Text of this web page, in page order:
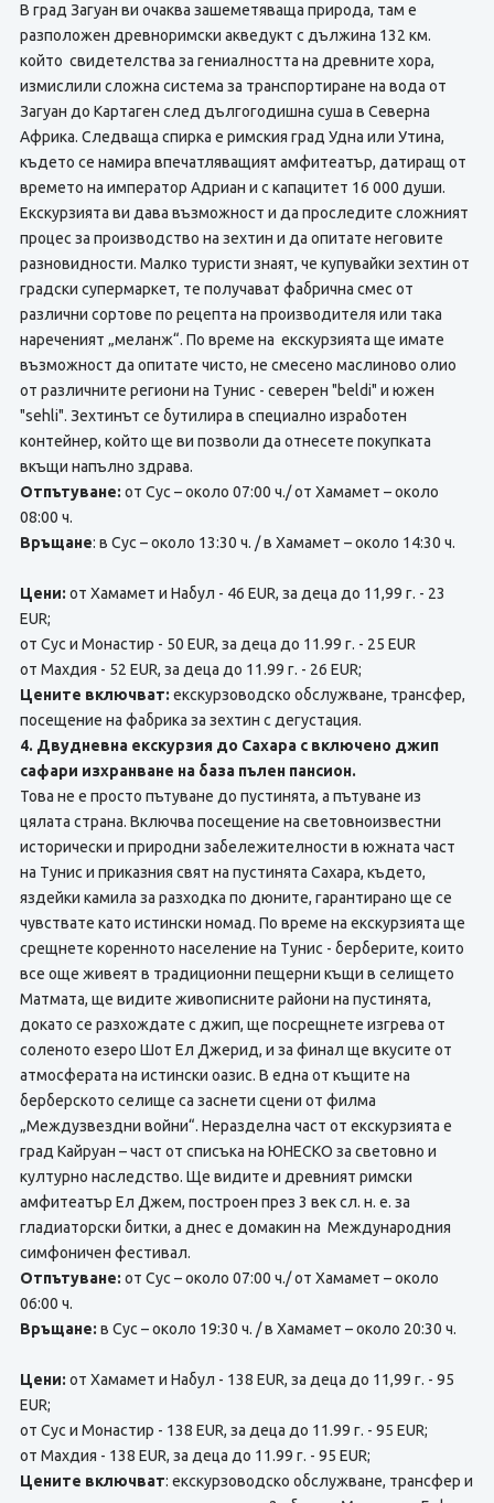
В град Загуан ви очаква зашеметяваща природа, там е
разположен древноримски акведукт с дължина 132 км.
който свидетелства за гениалността на древните хора,
измислили сложна система за транспортиране на вода от
Загуан до Картаген след дългогодишна суша в Северна
Африка. Следваща спирка е римския град Удна или Утина,
където се намира впечатляващият амфитеатър, датиращ от
времето на император Адриан и с капацитет 16 000 души.
Екскурзията ви дава възможност и да проследите сложният
процес за производство на зехтин и да опитате неговите
разновидности. Малко туристи знаят, че купувайки зехтин от
градски супермаркет, те получават фабрична смес от
различни сортове по рецепта на производителя или така
нареченият „меланж“. По време на екскурзията ще имате
възможност да опитате чисто, не смесено маслиново олио
от различните региони на Тунис - северен "beldi" и южен
"sehli". Зехтинът се бутилира в специално изработен
контейнер, който ще ви позволи да отнесете покупката
вкъщи напълно здрава.
Отпътуване: от Сус – около 07:00 ч./ от Хамамет – около
08:00 ч.
Връщане: в Сус – около 13:30 ч. / в Хамамет – около 14:30 ч.
Цени: от Хамамет и Набул - 46 EUR, за деца до 11,99 г. - 23
EUR;
от Сус и Монастир - 50 EUR, за деца до 11.99 г. - 25 EUR
от Махдия - 52 EUR, за деца до 11.99 г. - 26 EUR;
Цените включват: екскурзоводско обслужване, трансфер,
посещение на фабрика за зехтин с дегустация.
4. Двудневна екскурзия до Сахара с включено джип
сафари изхранване на база пълен пансион.
Това не е просто пътуване до пустинята, а пътуване из
цялата страна. Включва посещение на световноизвестни
исторически и природни забележителности в южната част
на Тунис и приказния свят на пустинята Сахара, където,
яздейки камила за разходка по дюните, гарантирано ще се
чувствате като истински номад. По време на екскурзията ще
срещнете коренното население на Тунис - берберите, които
все още живеят в традиционни пещерни къщи в селището
Матмата, ще видите живописните райони на пустинята,
докато се разхождате с джип, ще посрещнете изгрева от
соленото езеро Шот Ел Джерид, и за финал ще вкусите от
атмосферата на истински оазис. В една от къщите на
берберското селище са заснети сцени от филма
„Междузвездни войни“. Неразделна част от екскурзията е
град Кайруан – част от списъка на ЮНЕСКО за световно и
културно наследство. Ще видите и древният римски
амфитеатър Ел Джем, построен през 3 век сл. н. е. за
гладиаторски битки, а днес е домакин на Международния
симфоничен фестивал.
Отпътуване: от Сус – около 07:00 ч./ от Хамамет – около
06:00 ч.
Връщане: в Сус – около 19:30 ч. / в Хамамет – около 20:30 ч.
Цени: от Хамамет и Набул - 138 EUR, за деца до 11,99 г. - 95
EUR;
от Сус и Монастир - 138 EUR, за деца до 11.99 г. - 95 EUR;
от Махдия - 138 EUR, за деца до 11.99 г. - 95 EUR;
Цените включват: екскурзоводско обслужване, трансфер и